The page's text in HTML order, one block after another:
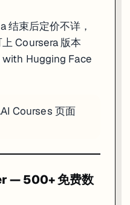
结束后定价不详，
Coursera 版本
Hugging Face
Courses 页面
— 500+ 免费数